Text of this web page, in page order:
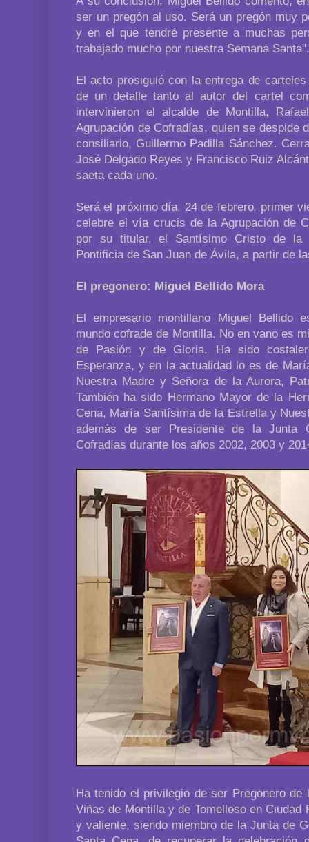
ser un pregón al uso. Será un pregón muy
y en el que tendré presente a muchas
trabajado mucho por nuestra Semana Santa".
El acto prosiguió con la entrega de
de un detalle tanto al autor del cartel
intervinieron el alcalde de Montilla,
Agrupación de Cofradías, quien se despide
consiliario, Guillermo Padilla Sánchez.
José Delgado Reyes y Francisco Ruiz
saeta cada uno.
Será el próximo día, 24 de febrero, primer
celebre el vía crucis de la Agrupación de
por su titular, el Santísimo Cristo de la
Pontificia de San Juan de Ávila, a partir de
El pregonero: Miguel Bellido Mora
El empresario montillano Miguel Bellido
mundo cofrade de Montilla. No en vano es
de Pasión y de Gloria. Ha sido
Esperanza, y en la actualidad lo es de
Nuestra Madre y Señora de la Aurora,
También ha sido Hermano Mayor de la
Cena, María Santísima de la Estrella y
además de ser Presidente de la Junta
Cofradías durante los años 2002, 2003 y
Ha tenido el privilegio de ser Pregonero
Viñas de Montilla y de Tomelloso en
y valiente, siendo miembro de la Junta de